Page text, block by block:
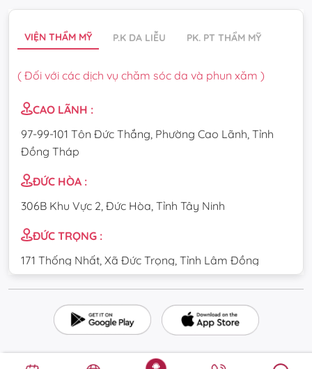
VIỆN THẨM MỸ P.K DA LIỄU PK. PT THẨM MỸ
( Đối với các dịch vụ chăm sóc da và phun xăm )
CAO LÃNH :
97-99-101 Tôn Đức Thắng, Phường Cao Lãnh, Tỉnh
Đồng Tháp
ĐỨC HÒA :
306B Khu Vực 2, Đức Hòa, Tỉnh Tây Ninh
ĐỨC TRỌNG :
171 Thống Nhất, Xã Đức Trọng, Tỉnh Lâm Đồng
CẦU GIẤY :
84 Dịch Vọng Hậu, Phường Cầu Giấy, Thành phố Hà
TÂN UYÊN :